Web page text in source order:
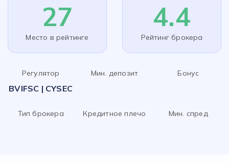
27
Место в рейтинге
4.4
Рейтинг брокера
Регулятор
BVIFSC | CYSEC
Мин. депозит Бонус
Тип брокера Кредитное плечо Мин. спред